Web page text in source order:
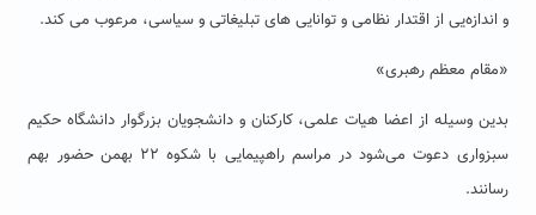
و اندازه‌یی از اقتدار نظامی و توانایی های تبلیغاتی و سیاسی، مرعوب می کند.
«مقام معظم رهبری»
بدین وسیله از اعضا هیات علمی، کارکنان و دانشجویان بزرگوار دانشگاه حکیم
سبزواری دعوت می‌شود در مراسم راهپیمایی با شکوه ۲۲ بهمن حضور بهم
رسانند.